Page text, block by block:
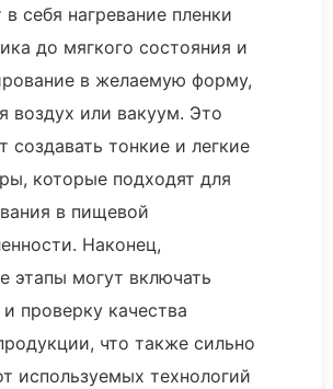
себя нагревание пленки
до мягкого состояния и
в желаемую форму,
воздух или вакуум. Это
создавать тонкие и легкие
которые подходят для
в пищевой
Наконец,
этапы могут включать
проверку качества
что также сильно
используемых технологий